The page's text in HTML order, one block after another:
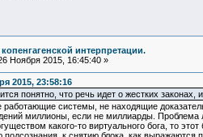
интерпретации.
Ноября 2015, 16:45:40 »
2015, 23:58:16
понятно, что речь идет о жестких законах,
работающие системы, не находящие
миллионы, если не миллиарды.
какого-то виртуального бога, то